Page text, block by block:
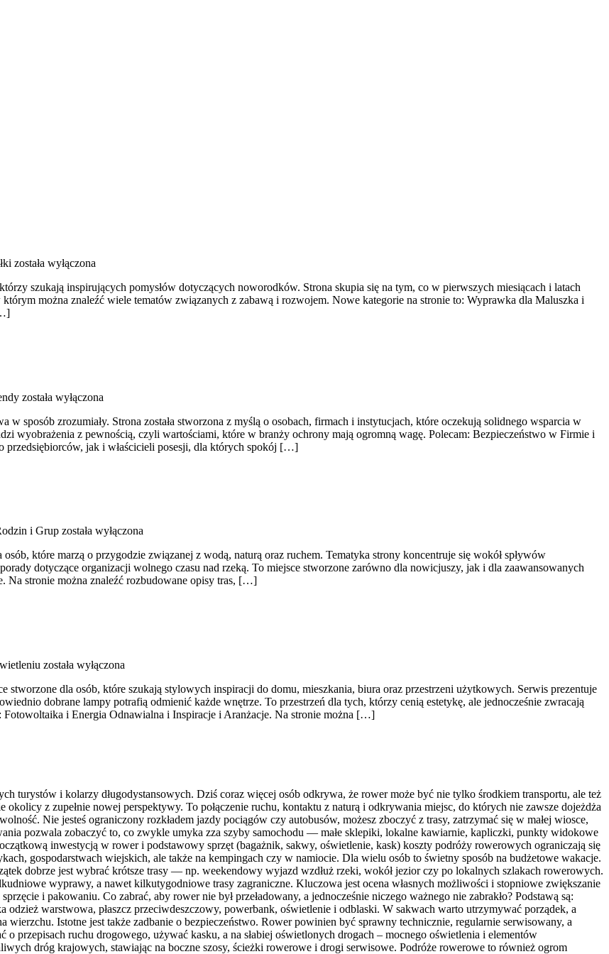
została wyłączona
szukają inspirujących pomysłów dotyczących noworodków. Strona skupia się na tym, co w pierwszych miesiącach i latach
można znaleźć wiele tematów związanych z zabawą i rozwojem. Nowe kategorie na stronie to: Wyprawka dla Maluszka i
została wyłączona
w sposób zrozumiały. Strona została stworzona z myślą o osobach, firmach i instytucjach, które oczekują solidnego wsparcia w
wyobrażenia z pewnością, czyli wartościami, które w branży ochrony mają ogromną wagę. Polecam: Bezpieczeństwo w Firmie i
przedsiębiorców, jak i właścicieli posesji, dla których spokój […]
i Grup została wyłączona
które marzą o przygodzie związanej z wodą, naturą oraz ruchem. Tematyka strony koncentruje się wokół spływów
dotyczące organizacji wolnego czasu nad rzeką. To miejsce stworzone zarówno dla nowicjuszy, jak i dla zaawansowanych
Na stronie można znaleźć rozbudowane opisy tras, […]
została wyłączona
dla osób, które szukają stylowych inspiracji do domu, mieszkania, biura oraz przestrzeni użytkowych. Serwis prezentuje
dobrane lampy potrafią odmienić każde wnętrze. To przestrzeń dla tych, którzy cenią estetykę, ale jednocześnie zwracają
i Energia Odnawialna i Inspiracje i Aranżacje. Na stronie można […]
turystów i kolarzy długodystansowych. Dziś coraz więcej osób odkrywa, że rower może być nie tylko środkiem transportu, ale też
z zupełnie nowej perspektywy. To połączenie ruchu, kontaktu z naturą i odkrywania miejsc, do których nie zawsze dojeżdża
Nie jesteś ograniczony rozkładem jazdy pociągów czy autobusów, możesz zboczyć z trasy, zatrzymać się w małej wiosce,
pozwala zobaczyć to, co zwykle umyka zza szyby samochodu — małe sklepiki, lokalne kawiarnie, kapliczki, punkty widokowe
inwestycją w rower i podstawowy sprzęt (bagażnik, sakwy, oświetlenie, kask) koszty podróży rowerowych ograniczają się
gospodarstwach wiejskich, ale także na kempingach czy w namiocie. Dla wielu osób to świetny sposób na budżetowe wakacje.
dobrze jest wybrać krótsze trasy — np. weekendowy wyjazd wzdłuż rzeki, wokół jezior czy po lokalnych szlakach rowerowych.
wyprawy, a nawet kilkutygodniowe trasy zagraniczne. Kluczowa jest ocena własnych możliwości i stopniowe zwiększanie
sprzęcie i pakowaniu. Co zabrać, aby rower nie był przeładowany, a jednocześnie niczego ważnego nie zabrakło? Podstawą są:
odzież warstwowa, płaszcz przeciwdeszczowy, powerbank, oświetlenie i odblaski. W sakwach warto utrzymywać porządek, a
Istotne jest także zadbanie o bezpieczeństwo. Rower powinien być sprawny technicznie, regularnie serwisowany, a
przepisach ruchu drogowego, używać kasku, a na słabiej oświetlonych drogach – mocnego oświetlenia i elementów
dróg krajowych, stawiając na boczne szosy, ścieżki rowerowe i drogi serwisowe. Podróże rowerowe to również ogrom